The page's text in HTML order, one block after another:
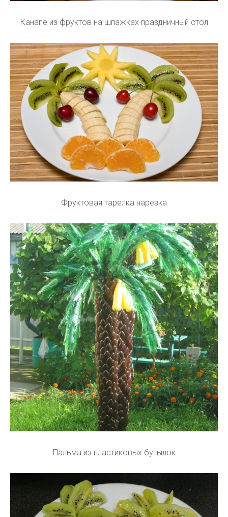
Канапе из фруктов на шпажках праздничный стол
Фруктовая тарелка нарезка
Пальма из пластиковых бутылок